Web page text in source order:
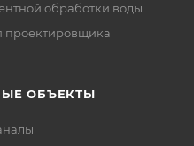
обработки воды
проектировщика
ОБЪЕКТЫ